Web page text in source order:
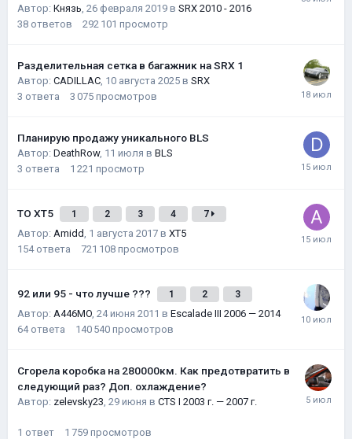
Автор: Князь, 26 февраля 2019 в SRX 2010 - 2016
38 ответов 292 101 просмотр
Разделительная сетка в багажник на SRX 1
Автор: CADILLAC, 10 августа 2025 в SRX
3 ответа 3 075 просмотров
Планирую продажу уникального BLS
Автор: DeathRow, 11 июля в BLS
3 ответа 1 221 просмотр
ТО XT5 1 2 3 4 7
Автор: Amidd, 1 августа 2017 в XT5
154 ответа 721 108 просмотров
92 или 95 - что лучше ??? 1 2 3
Автор: A446MO, 24 июня 2011 в Escalade III 2006 — 2014
64 ответа 140 540 просмотров
Сгорела коробка на 280000км. Как предотвратить в
следующий раз? Доп. охлаждение?
Автор: zelevsky23, 29 июня в CTS I 2003 г. — 2007 г.
1 ответ 1 759 просмотров